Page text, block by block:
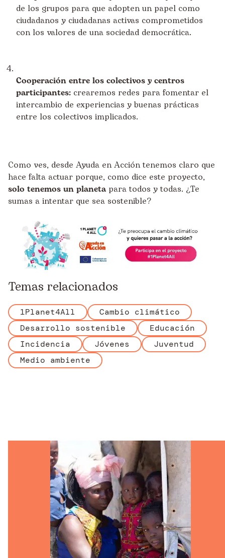
de los grupos para que adopten un papel como
ciudadanos y ciudadanas activas comprometidos
con los valores de una sociedad democrática.
Cooperación entre los colectivos y centros
participantes: crearemos redes para fomentar el
intercambio de experiencias y buenas prácticas
entre los colectivos implicados.
Como ves, desde Ayuda en Acción tenemos claro que
hace falta actuar porque, como dice este proyecto,
solo tenemos un planetapara todos y todas. ¿Te
sumas a intentar que sea sostenible?
Temas relacionados
1Planet4All
Cambio climático
Desarrollo sostenible
Educación
Incidencia
Jóvenes
Juventud
Medio ambiente